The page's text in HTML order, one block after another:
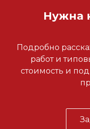
Нужна
Подробно
работ и
стоимость и